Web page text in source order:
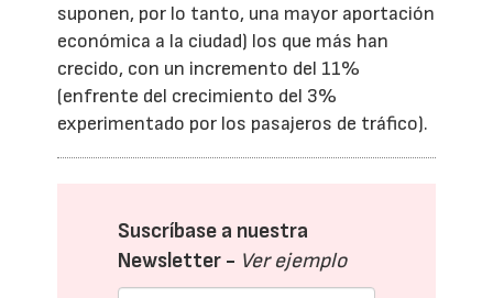
suponen, por lo tanto, una mayor aportación
económica a la ciudad) los que más han
crecido, con un incremento del 11%
(enfrente del crecimiento del 3%
experimentado por los pasajeros de tráfico).
Suscríbase a nuestra
Newsletter - Ver ejemplo